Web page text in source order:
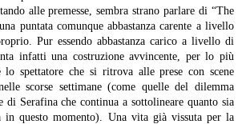
alle premesse, sembra strano parlare di “The
puntata comunque abbastanza carente a livello
Pur essendo abbastanza carico a livello di
infatti una costruzione avvincente, per lo più
lo spettatore che si ritrova alle prese con scene
scorse settimane (come quelle del dilemma
Serafina che continua a sottolineare quanto sia
in questo momento). Una vita già vissuta per la